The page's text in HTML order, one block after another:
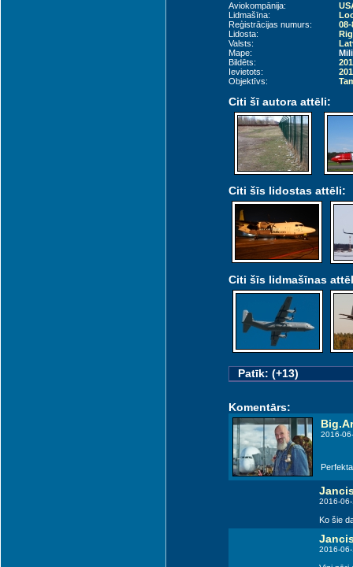
Aviokompānija:
Lidmašīna:
Reģistrācijas numurs:
08-
Lidosta:
Valsts:
Mape:
Bildēts:
Ievietots:
Objektīvs:
Citi šī autora attēli:
Citi šīs lidostas attēli:
Citi šīs lidmašīnas
Patīk: (+13)
Komentārs:
2016-
2016-
Ko šie
2016-